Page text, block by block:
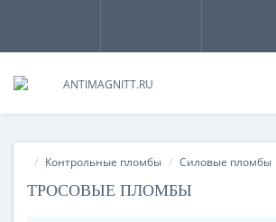
Контрольные пломбы Силовые пломбы
ТРОСОВЫЕ ПЛОМБЫ